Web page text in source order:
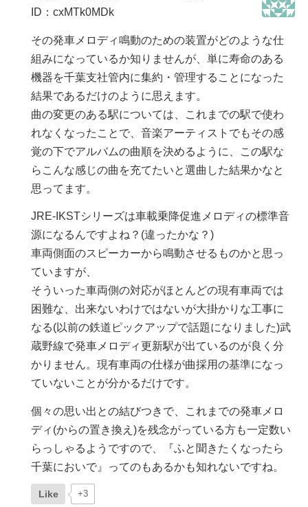
ID：cxMTk0MDk
その発車メロディ鳴動のための装置がどのような仕
組みになっているか知りませんが、単に寿命のある
機器を千葉支社管内に集約・管理することになった
結果であるだけのように思えます。
曲の変更のある駅については、これまでの駅で使わ
れなくなったことで、音楽アーティストでもその感
覚の下でアルバムの曲順を決めるように、この駅な
らこんな感じの曲を充てたいと選曲した結果かなと
思ってます。
JRE-IKSTシリーズは車載乗降促進メロディの標準音
源になるんですよね？(違ったかな？)
車両側面のスピーカーから鳴動させるものかと思っ
ていますが、
そういった車両側の対応がほとんどの現有車両では
困難な、出来ないわけではないが大掛かりな工事に
なる(以前の鉄道ピックアップで話題になりました)武
蔵野線で発車メロディ更新駅が出ているのが良く分
かりません。現有車両の仕様が曲採用の基準になっ
ていないことが分かるだけです。
個々の思い出との結びつきで、これまでの発車メロ
ディ(からの置き換え)を残念がっている方も一定数い
らっしゃるようですので、『ふと聞きたくなったら
千葉においで』ってのもあるかも知れないですね。
Like +3